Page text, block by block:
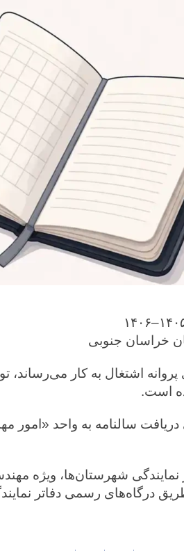
خراسان جنوبی
اشتغال به کار می‌رساند،
سالنامه به واحد «امور
نمایندگی شهرستان‌ها، ویژه
درگاه‌های رسمی دفاتر